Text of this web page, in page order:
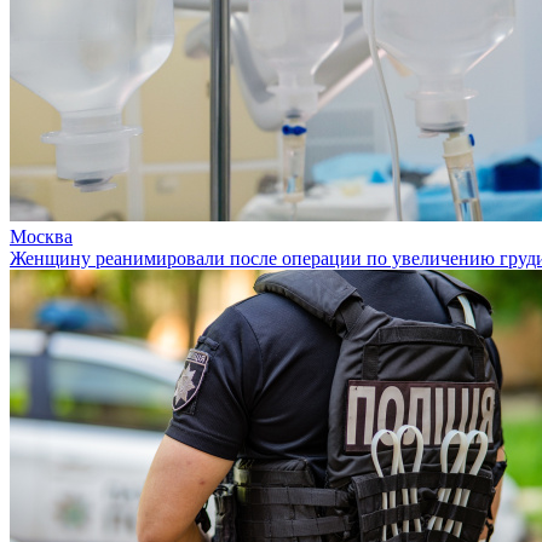
Москва
Женщину реанимировали после операции по увеличению